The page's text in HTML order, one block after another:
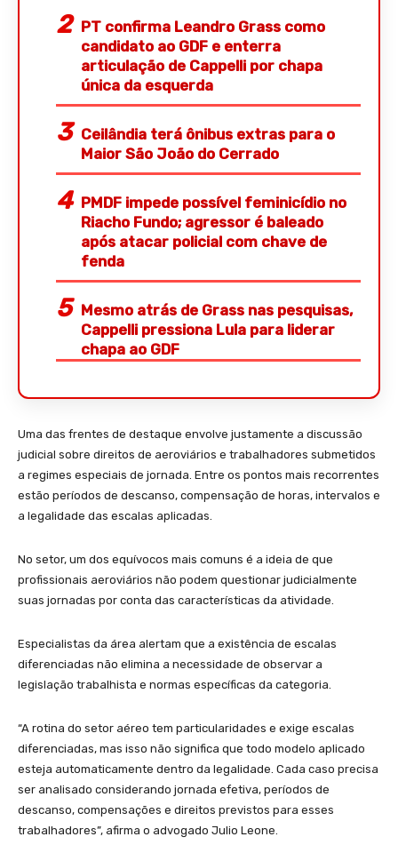
PT confirma Leandro Grass como
candidato ao GDF e enterra
articulação de Cappelli por chapa
única da esquerda
Ceilândia terá ônibus extras para o
Maior São João do Cerrado
PMDF impede possível feminicídio no
Riacho Fundo; agressor é baleado
após atacar policial com chave de
fenda
Mesmo atrás de Grass nas pesquisas,
Cappelli pressiona Lula para liderar
chapa ao GDF
Uma das frentes de destaque envolve justamente a discussão
judicial sobre direitos de aeroviários e trabalhadores submetidos
a regimes especiais de jornada. Entre os pontos mais recorrentes
estão períodos de descanso, compensação de horas, intervalos e
a legalidade das escalas aplicadas.
No setor, um dos equívocos mais comuns é a ideia de que
profissionais aeroviários não podem questionar judicialmente
suas jornadas por conta das características da atividade.
Especialistas da área alertam que a existência de escalas
diferenciadas não elimina a necessidade de observar a
legislação trabalhista e normas específicas da categoria.
“A rotina do setor aéreo tem particularidades e exige escalas
diferenciadas, mas isso não significa que todo modelo aplicado
esteja automaticamente dentro da legalidade. Cada caso precisa
ser analisado considerando jornada efetiva, períodos de
descanso, compensações e direitos previstos para esses
trabalhadores”, afirma o advogado Julio Leone.